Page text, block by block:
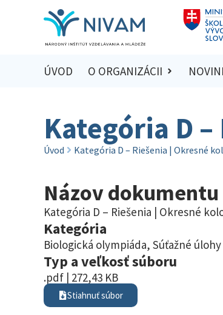
ÚVOD O ORGANIZÁCII
Kategória D
Úvod Kategória D – Riešenia | Okresné
Názov dokumentu
Kategória D – Riešenia | Okresné
Kategória
Biologická olympiáda, Súťažné
Typ a veľkosť súboru
.pdf | 272,43 KB
Stiahnuť súbor